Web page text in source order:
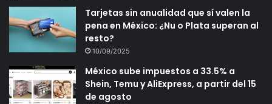
Tarjetas sin anualidad que sí valen la
pena en México: ¿Nu o Plata superan al
resto?
10/09/2025
México sube impuestos a 33.5% a
Shein, Temu y AliExpress, a partir del 15
de agosto